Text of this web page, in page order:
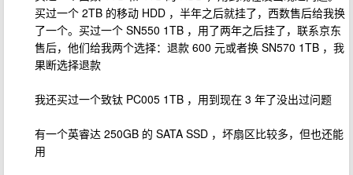
买过一个 2TB 的移动 HDD ，半年之后就挂了，西数售后给我换
了一个。买过一个 SN550 1TB ，用了两年之后挂了，联系京东
售后，他们给我两个选择：退款 600 元或者换 SN570 1TB ，我
果断选择退款
我还买过一个致钛 PC005 1TB ，用到现在 3 年了没出过问题
有一个英睿达 250GB 的 SATA SSD ，坏扇区比较多，但也还能
用